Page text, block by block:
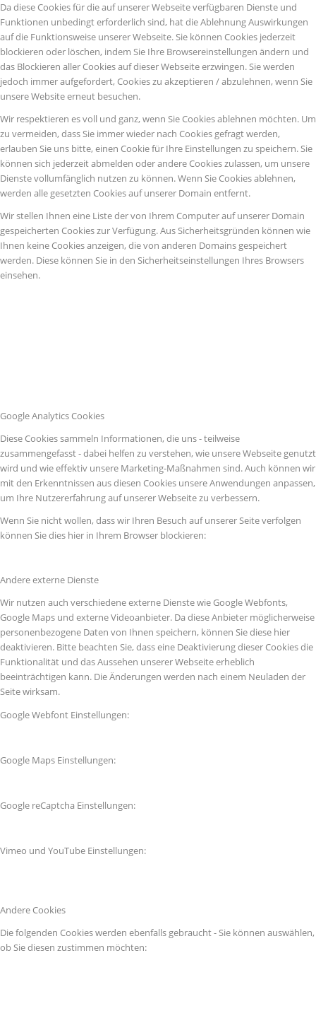
Da diese Cookies für die auf unserer Webseite verfügbaren Dienste und
Funktionen unbedingt erforderlich sind, hat die Ablehnung Auswirkungen
auf die Funktionsweise unserer Webseite. Sie können Cookies jederzeit
blockieren oder löschen, indem Sie Ihre Browsereinstellungen ändern und
das Blockieren aller Cookies auf dieser Webseite erzwingen. Sie werden
jedoch immer aufgefordert, Cookies zu akzeptieren / abzulehnen, wenn Sie
unsere Website erneut besuchen.
Wir respektieren es voll und ganz, wenn Sie Cookies ablehnen möchten. Um
zu vermeiden, dass Sie immer wieder nach Cookies gefragt werden,
erlauben Sie uns bitte, einen Cookie für Ihre Einstellungen zu speichern. Sie
können sich jederzeit abmelden oder andere Cookies zulassen, um unsere
Dienste vollumfänglich nutzen zu können. Wenn Sie Cookies ablehnen,
werden alle gesetzten Cookies auf unserer Domain entfernt.
Wir stellen Ihnen eine Liste der von Ihrem Computer auf unserer Domain
gespeicherten Cookies zur Verfügung. Aus Sicherheitsgründen können wie
Ihnen keine Cookies anzeigen, die von anderen Domains gespeichert
werden. Diese können Sie in den Sicherheitseinstellungen Ihres Browsers
einsehen.
Google Analytics Cookies
Diese Cookies sammeln Informationen, die uns - teilweise
zusammengefasst - dabei helfen zu verstehen, wie unsere Webseite genutzt
wird und wie effektiv unsere Marketing-Maßnahmen sind. Auch können wir
mit den Erkenntnissen aus diesen Cookies unsere Anwendungen anpassen,
um Ihre Nutzererfahrung auf unserer Webseite zu verbessern.
Wenn Sie nicht wollen, dass wir Ihren Besuch auf unserer Seite verfolgen
können Sie dies hier in Ihrem Browser blockieren:
Andere externe Dienste
Wir nutzen auch verschiedene externe Dienste wie Google Webfonts,
Google Maps und externe Videoanbieter. Da diese Anbieter möglicherweise
personenbezogene Daten von Ihnen speichern, können Sie diese hier
deaktivieren. Bitte beachten Sie, dass eine Deaktivierung dieser Cookies die
Funktionalität und das Aussehen unserer Webseite erheblich
beeinträchtigen kann. Die Änderungen werden nach einem Neuladen der
Seite wirksam.
Google Webfont Einstellungen:
Google Maps Einstellungen:
Google reCaptcha Einstellungen:
Vimeo und YouTube Einstellungen:
Andere Cookies
Die folgenden Cookies werden ebenfalls gebraucht - Sie können auswählen,
ob Sie diesen zustimmen möchten: